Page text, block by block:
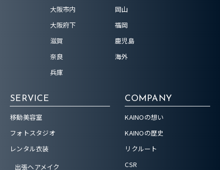
大阪市内
大阪府下
滋賀
奈良
兵庫
岡山
福岡
鹿児島
海外
SERVICE
移動美容室
フォトスタジオ
レンタル衣装
出張ヘアメイク
COMPANY
KAINOの想い
KAINOの歴史
リクルート
CSR